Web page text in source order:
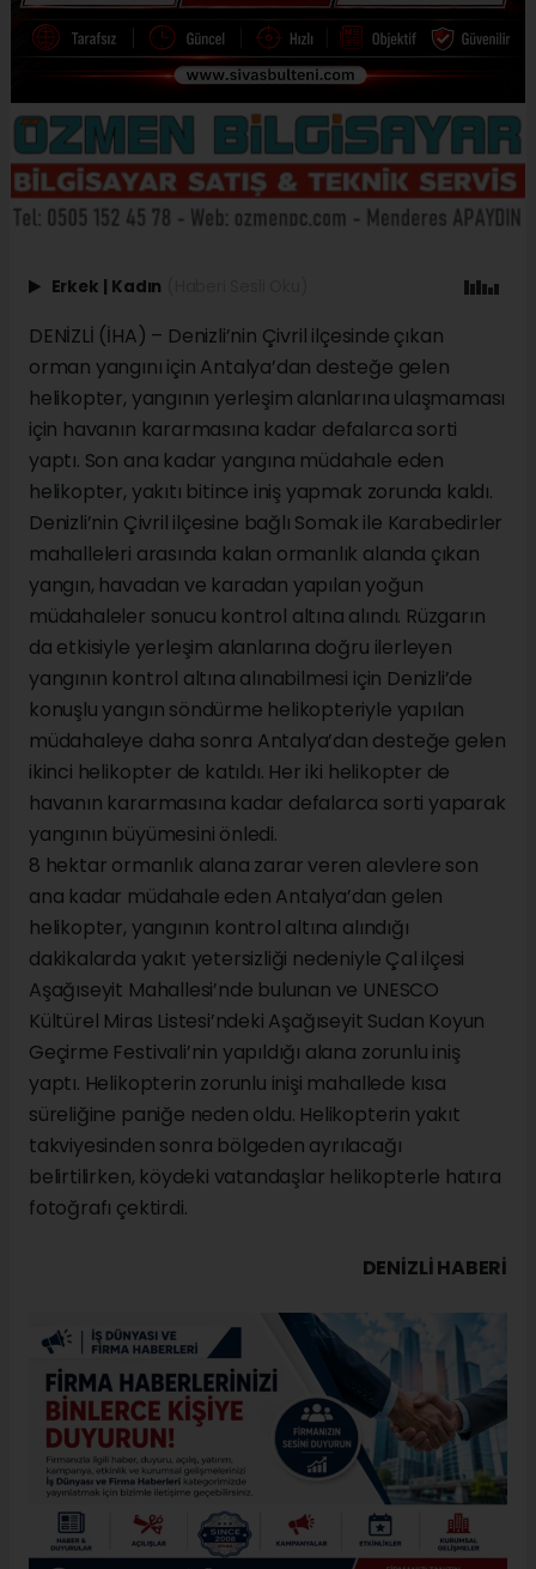
Erkek | Kadın
DENİZLİ (İHA) – Denizli’nin Çivril ilçesinde çıkan
orman yangını için Antalya’dan desteğe gelen
helikopter, yangının yerleşim alanlarına ulaşmaması
için havanın kararmasına kadar defalarca sorti
yaptı. Son ana kadar yangına müdahale eden
helikopter, yakıtı bitince iniş yapmak zorunda kaldı.
Denizli’nin Çivril ilçesine bağlı Somak ile Karabedirler
mahalleleri arasında kalan ormanlık alanda çıkan
yangın, havadan ve karadan yapılan yoğun
müdahaleler sonucu kontrol altına alındı. Rüzgarın
da etkisiyle yerleşim alanlarına doğru ilerleyen
yangının kontrol altına alınabilmesi için Denizli’de
konuşlu yangın söndürme helikopteriyle yapılan
müdahaleye daha sonra Antalya’dan desteğe gelen
ikinci helikopter de katıldı. Her iki helikopter de
havanın kararmasına kadar defalarca sorti yaparak
yangının büyümesini önledi.
8 hektar ormanlık alana zarar veren alevlere son
ana kadar müdahale eden Antalya’dan gelen
helikopter, yangının kontrol altına alındığı
dakikalarda yakıt yetersizliği nedeniyle Çal ilçesi
Aşağıseyit Mahallesi’nde bulunan ve UNESCO
Kültürel Miras Listesi’ndeki Aşağıseyit Sudan Koyun
Geçirme Festivali’nin yapıldığı alana zorunlu iniş
yaptı. Helikopterin zorunlu inişi mahallede kısa
süreliğine paniğe neden oldu. Helikopterin yakıt
takviyesinden sonra bölgeden ayrılacağı
belirtilirken, köydeki vatandaşlar helikopterle hatıra
fotoğrafı çektirdi.
DENIZLI HABERİ